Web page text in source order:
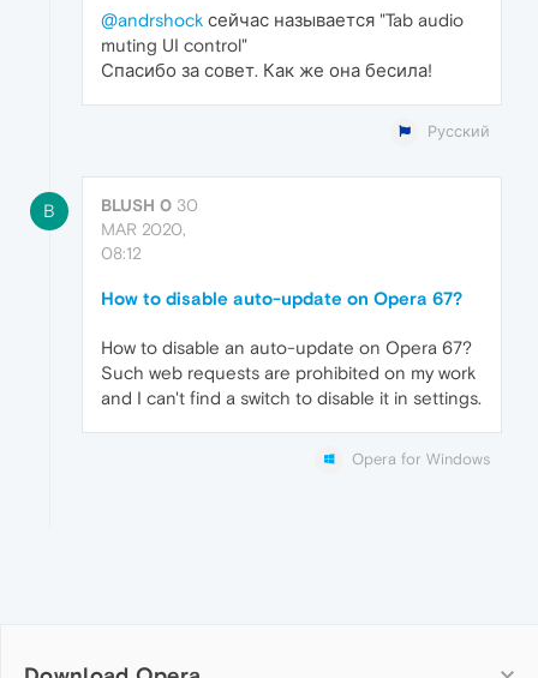
@andrshock сейчас называется "Tab audio
muting UI control"
Спасибо за совет. Как же она бесила!
Русский
B BLUSH 0 30
MAR 2020,
08:12
How to disable auto-update on Opera 67?
How to disable an auto-update on Opera 67?
Such web requests are prohibited on my work
and I can't find a switch to disable it in settings.
Opera for Windows